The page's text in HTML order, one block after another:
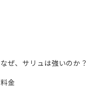
なぜ、サリュは強いのか？
料金